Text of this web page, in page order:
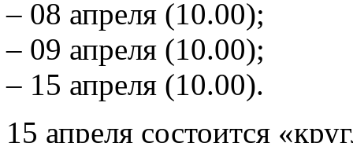
– 08 апреля (10.00);
– 09 апреля (10.00);
– 15 апреля (10.00).
15 апреля состоится